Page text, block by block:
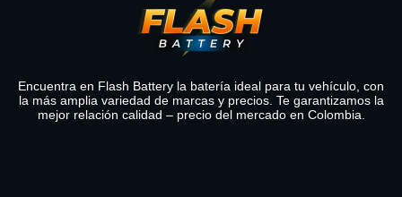
Encuentra en Flash Battery la batería ideal para tu vehículo, con
la más amplia variedad de marcas y precios. Te garantizamos la
mejor relación calidad – precio del mercado en Colombia.